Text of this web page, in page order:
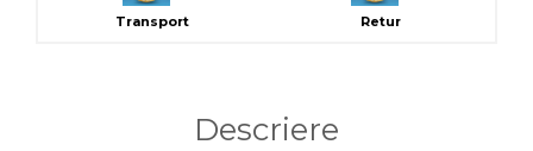
Transport Retur
Descriere